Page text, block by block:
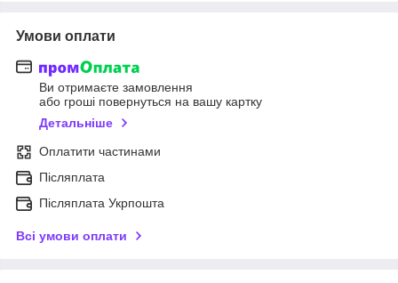
Умови оплати
Ви отримаєте замовлення
або гроші повернуться на вашу картку
Детальніше
Оплатити частинами
Післяплата
Післяплата Укрпошта
Всі умови оплати